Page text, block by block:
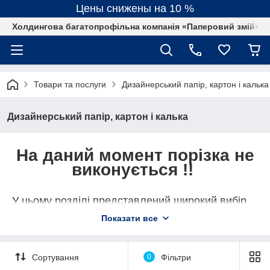
Цены снижены на 10 %
Холдингова багатопрофільна компанія «Паперовий змій»
Товари та послуги Дизайнерський папір, картон і калька
Дизайнерський папір, картон і калька
На даний момент порізка не
виконується !!
У цьому розділі представлений широкий вибір
дизайнерського картону та паперу
провідних європейських і азіатських виробників.
за всіма новинками в даній індустрії.
Тут ви знайдете дизайнерський папір та картон
Показати все
Сортування 0 Фільтри